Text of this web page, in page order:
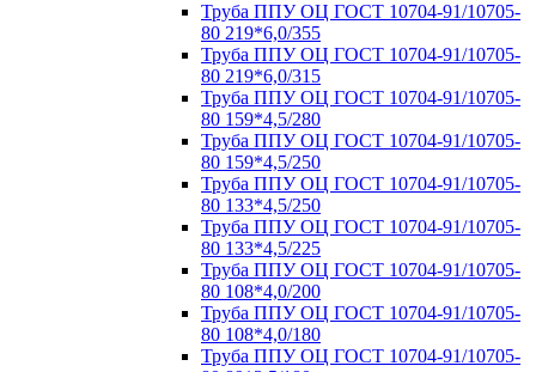
Труба ППУ ОЦ ГОСТ 10704-91/10705-
80 219*6,0/355
Труба ППУ ОЦ ГОСТ 10704-91/10705-
80 219*6,0/315
Труба ППУ ОЦ ГОСТ 10704-91/10705-
80 159*4,5/280
Труба ППУ ОЦ ГОСТ 10704-91/10705-
80 159*4,5/250
Труба ППУ ОЦ ГОСТ 10704-91/10705-
80 133*4,5/250
Труба ППУ ОЦ ГОСТ 10704-91/10705-
80 133*4,5/225
Труба ППУ ОЦ ГОСТ 10704-91/10705-
80 108*4,0/200
Труба ППУ ОЦ ГОСТ 10704-91/10705-
80 108*4,0/180
Труба ППУ ОЦ ГОСТ 10704-91/10705-